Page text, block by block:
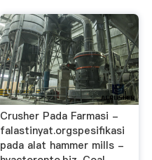
Crusher Pada Farmasi -
falastinyat.orgspesifikasi
pada alat hammer mills -